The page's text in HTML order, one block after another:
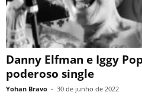
Danny Elfman e Iggy
poderoso single
Yohan Bravo - 30 de junho de 2022